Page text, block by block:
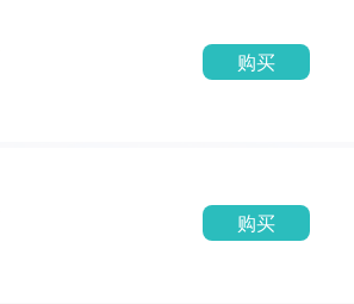
购买
购买